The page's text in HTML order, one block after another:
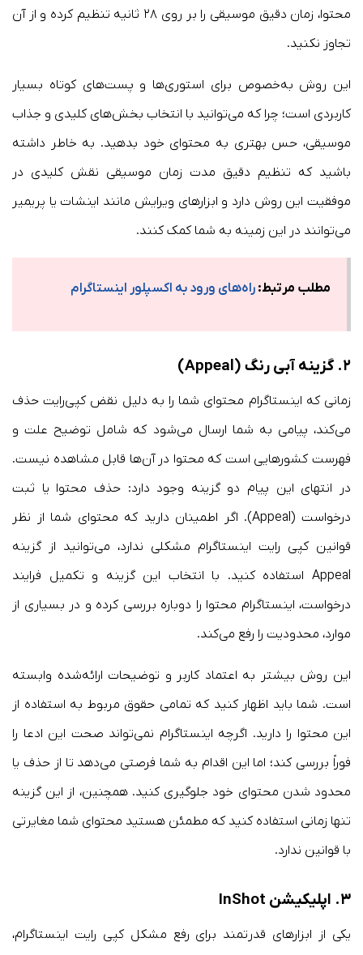
محتوا، زمان دقیق موسیقی را بر روی ۲۸ ثانیه تنظیم کرده و از آن
تجاوز نکنید.
این روش به‌خصوص برای استوری‌ها و پست‌های کوتاه بسیار
کاربردی است؛ چرا که می‌توانید با انتخاب بخش‌های کلیدی و جذاب
موسیقی، حس بهتری به محتوای خود بدهید. به خاطر داشته
باشید که تنظیم دقیق مدت زمان موسیقی نقش کلیدی در
موفقیت این روش دارد و ابزارهای ویرایش مانند اینشات یا پریمیر
می‌توانند در این زمینه به شما کمک کنند.
مطلب مرتبط: راه‌های ورود به اکسپلور اینستاگرام
۲. گزینه آبی رنگ (Appeal)
زمانی که اینستاگرام محتوای شما را به دلیل نقض کپی‌رایت حذف
می‌کند، پیامی به شما ارسال می‌شود که شامل توضیح علت و
فهرست کشورهایی است که محتوا در آن‌ها قابل مشاهده نیست.
در انتهای این پیام دو گزینه وجود دارد: حذف محتوا یا ثبت
درخواست (Appeal). اگر اطمینان دارید که محتوای شما از نظر
قوانین کپی رایت اینستاگرام مشکلی ندارد، می‌توانید از گزینه
Appeal استفاده کنید. با انتخاب این گزینه و تکمیل فرایند
درخواست، اینستاگرام محتوا را دوباره بررسی کرده و در بسیاری از
موارد، محدودیت را رفع می‌کند.
این روش بیشتر به اعتماد کاربر و توضیحات ارائه‌شده وابسته
است. شما باید اظهار کنید که تمامی حقوق مربوط به استفاده از
این محتوا را دارید. اگرچه اینستاگرام نمی‌تواند صحت این ادعا را
فوراً بررسی کند؛ اما این اقدام به شما فرصتی می‌دهد تا از حذف یا
محدود شدن محتوای خود جلوگیری کنید. همچنین، از این گزینه
تنها زمانی استفاده کنید که مطمئن هستید محتوای شما مغایرتی
با قوانین ندارد.
۳. اپلیکیشن InShot
یکی از ابزارهای قدرتمند برای رفع مشکل کپی رایت اینستاگرام،